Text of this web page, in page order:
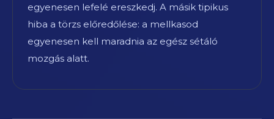
egyenesen lefelé ereszkedj. A másik tipikus
hiba a törzs előredőlése: a mellkasod
egyenesen kell maradnia az egész sétáló
mozgás alatt.